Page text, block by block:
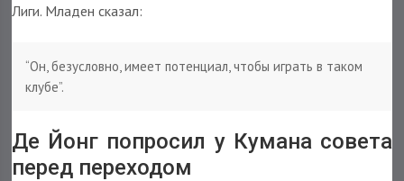
Лиги. Младен сказал:
“Он, безусловно, имеет потенциал, чтобы играть в таком
клубе”.
Де Йонг попросил у Кумана совета
перед переходом